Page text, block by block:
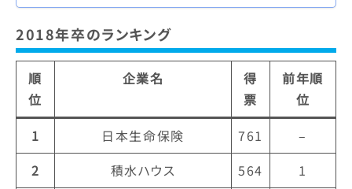
2018年卒のランキング
順
位
企業名
得
票
前年順
位
1
日本生命保険 761
–
2
積水ハウス 564
1